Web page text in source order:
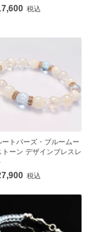
ートパーズ・ブルームー
トーン デザインブレスレ